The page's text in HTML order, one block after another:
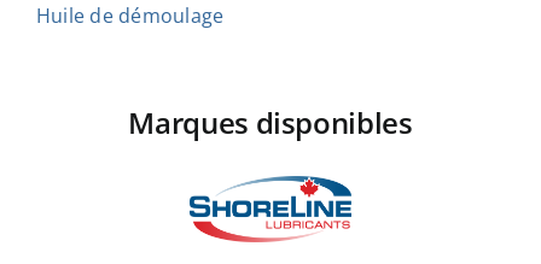
Huile de démoulage
Marques disponibles